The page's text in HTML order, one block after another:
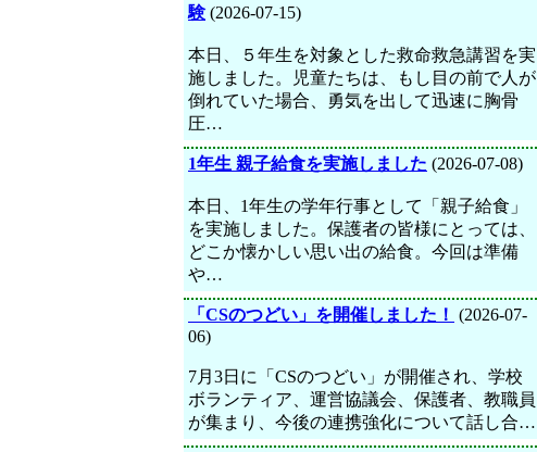
験(2026-07-15)
本日、５年生を対象とした救命救急講習を実
施しました。児童たちは、もし目の前で人が
倒れていた場合、勇気を出して迅速に胸骨
圧…
1年生 親子給食を実施しました (2026-07-08)
本日、1年生の学年行事として「親子給食」
を実施しました。保護者の皆様にとっては、
どこか懐かしい思い出の給食。今回は準備
や…
「CSのつどい」を開催しました！ (2026-07-
06)
7月3日に「CSのつどい」が開催され、学校
ボランティア、運営協議会、保護者、教職員
が集まり、今後の連携強化について話し合…